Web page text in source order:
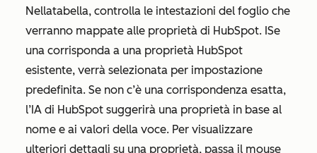
Nellatabella, controlla le intestazioni del foglio che
verranno mappate alle proprietà di HubSpot. ISe
una corrisponda a una proprietà HubSpot
esistente, verrà selezionata per impostazione
predefinita. Se non c’è una corrispondenza esatta,
l’IA di HubSpot suggerirà una proprietà in base al
nome e ai valori della voce. Per visualizzare
ulteriori dettagli su una proprietà, passa il mouse